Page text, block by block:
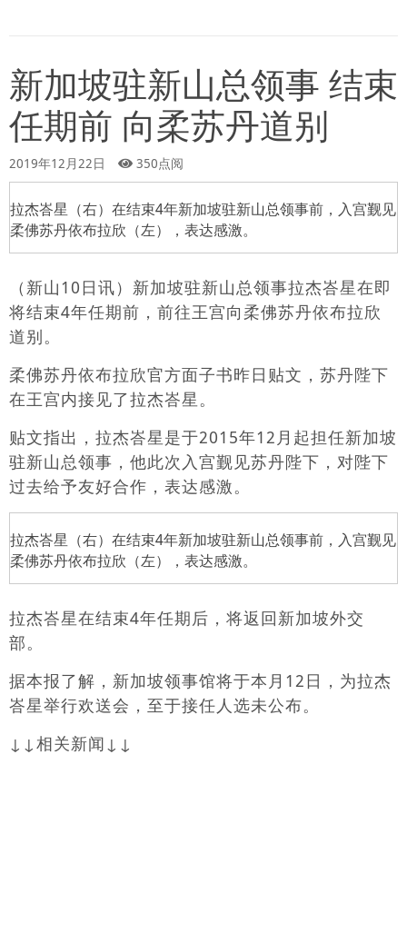
新加坡驻新山总领事 结束
任期前 向柔苏丹道别
2019年12月22日 350点阅
拉杰峇星（右）在结束4年新加坡驻新山总领事前，入宫觐见
柔佛苏丹依布拉欣（左），表达感激。
（新山10日讯）新加坡驻新山总领事拉杰峇星在即
将结束4年任期前，前往王宫向柔佛苏丹依布拉欣
道别。
柔佛苏丹依布拉欣官方面子书昨日贴文，苏丹陛下
在王宫内接见了拉杰峇星。
贴文指出，拉杰峇星是于2015年12月起担任新加坡
驻新山总领事，他此次入宫觐见苏丹陛下，对陛下
过去给予友好合作，表达感激。
拉杰峇星（右）在结束4年新加坡驻新山总领事前，入宫觐见
柔佛苏丹依布拉欣（左），表达感激。
拉杰峇星在结束4年任期后，将返回新加坡外交
部。
据本报了解，新加坡领事馆将于本月12日，为拉杰
峇星举行欢送会，至于接任人选未公布。
↓↓相关新闻↓↓